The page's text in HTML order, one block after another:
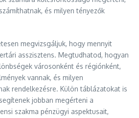
és milyen tényezők
megvizsgáljuk, hogy mennyit
asszisztens. Megtudhatod, hogyan
városonként és régiónként,
vannak, és milyen
rendelkezésre. Külön táblázatokat is
jobban megérteni a
szakma pénzügyi aspektusait,